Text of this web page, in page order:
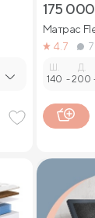
175 000
Матрас
4.7
7
Ш.
140 -
Д.
200